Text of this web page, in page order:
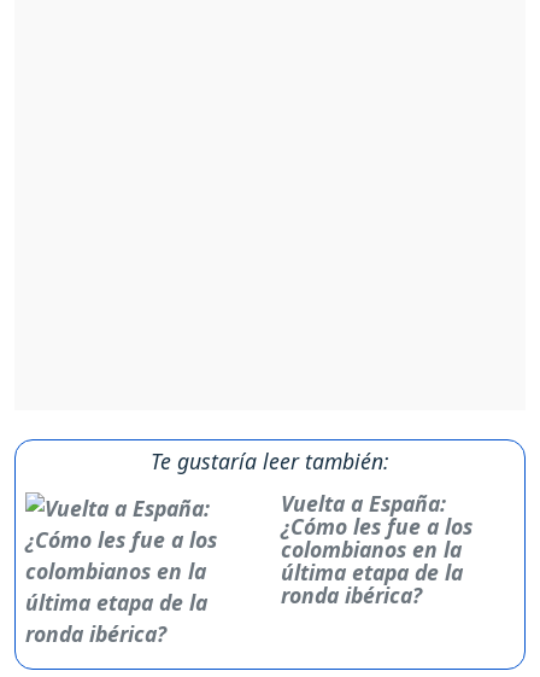
Te gustaría leer también:
Vuelta a España:
¿Cómo les fue a los
colombianos en la
última etapa de la
ronda ibérica?